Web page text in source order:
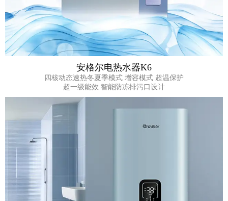
安格尔电热水器K6
四核动态速热冬夏季模式 增容模式 超温保护
超一级能效 智能防冻排污口设计